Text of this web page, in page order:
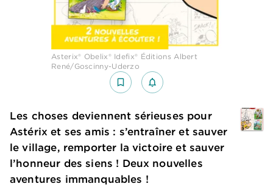
Asterix® Obelix® Idefix® Éditions Albert
René/Goscinny-Uderzo
bookmark_border notifications_none_outlined
Les choses deviennent sérieuses pour
Astérix et ses amis : s’entraîner et sauver
le village, remporter la victoire et sauver
l’honneur des siens ! Deux nouvelles
aventures immanquables !